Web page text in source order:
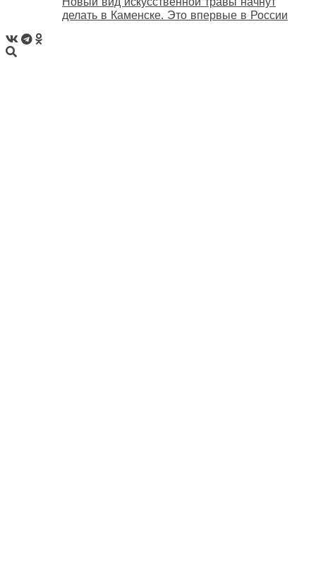
делать в Каменске. Это впервые в России